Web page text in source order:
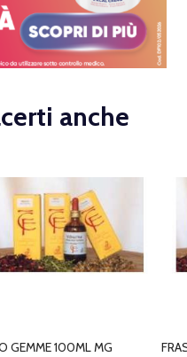
anche
GEMME 100ML MG